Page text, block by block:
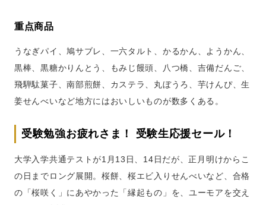
重点商品
うなぎパイ、鳩サブレ、一六タルト、かるかん、ようかん、
黒棒、黒糖かりんとう、もみじ饅頭、八つ橋、吉備だんご、
飛騨駄菓子、南部煎餅、カステラ、丸ぼうろ、芋けんぴ、生
姜せんべいなど地方にはおいしいものが数多くある。
受験勉強お疲れさま！ 受験生応援セール！
大学入学共通テストが1月13日、14日だが、正月明けからこ
の日までロング展開。桜餅、桜エビ入りせんべいなど、合格
の「桜咲く」にあやかった「縁起もの」を、ユーモアを交え